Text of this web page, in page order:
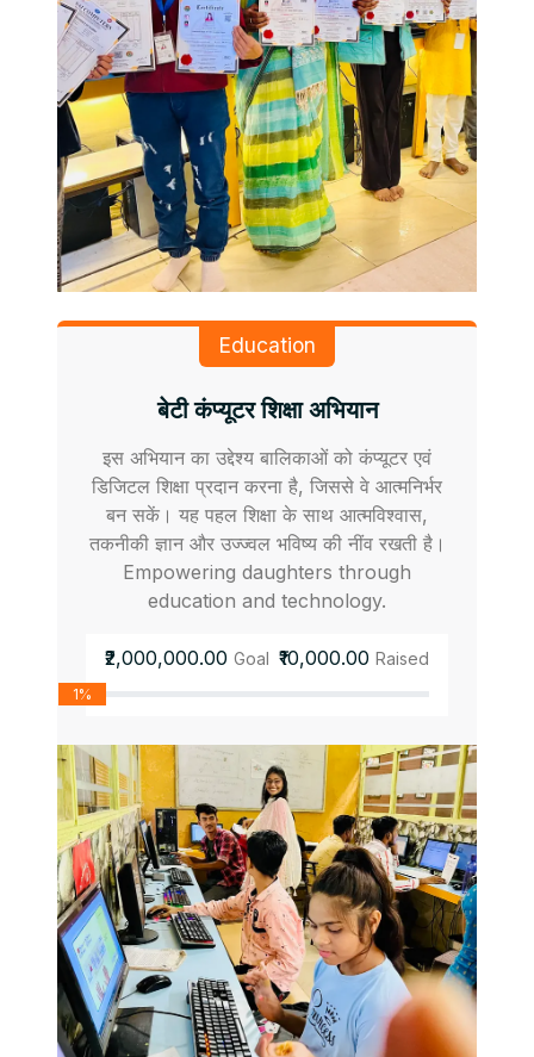
Education
बेटी कंप्यूटर शिक्षा अभियान
इस अभियान का उद्देश्य बालिकाओं को कंप्यूटर एवं
डिजिटल शिक्षा प्रदान करना है, जिससे वे आत्मनिर्भर
बन सकें। यह पहल शिक्षा के साथ आत्मविश्वास,
तकनीकी ज्ञान और उज्ज्वल भविष्य की नींव रखती है।
Empowering daughters through
education and technology.
₹2,000,000.00 Goal ₹10,000.00 Raised
1%